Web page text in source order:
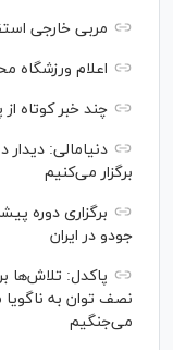
مربی خارجی
اعلام ورزشگاه محل برگزاری ۶
چند خبر کوتاه
دنیامالی: دیدار
برگزار می‌کنیم
برگزاری دوره
جودو در ایران
پاکدل: تلاش‌ها
نصف توان به
می‌جنگیم